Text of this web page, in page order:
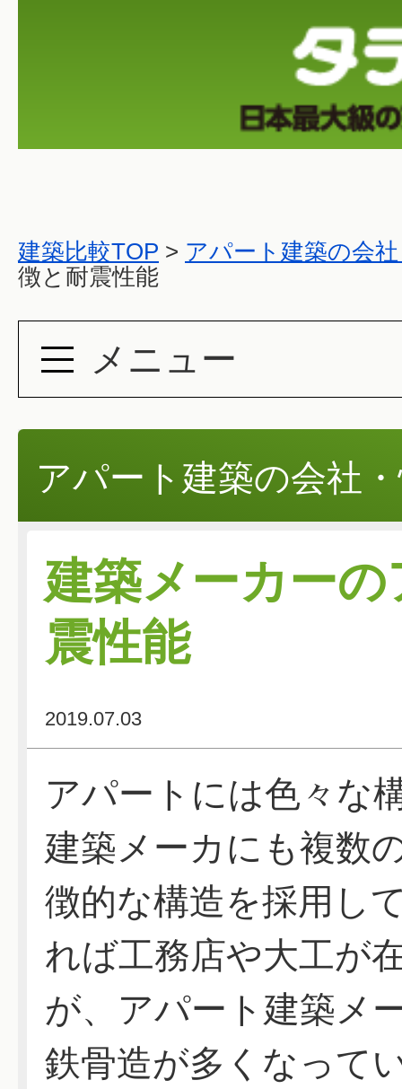
建築比較TOP > アパート建築の会
徴と耐震性能
メニュー
アパート建築の会社
建築メーカー
震性能
2019.07.03
アパートには色々な
建築メーカにも複数
徴的な構造を採用し
れば工務店や大工が
が、アパート建築メ
鉄骨造が多くなって